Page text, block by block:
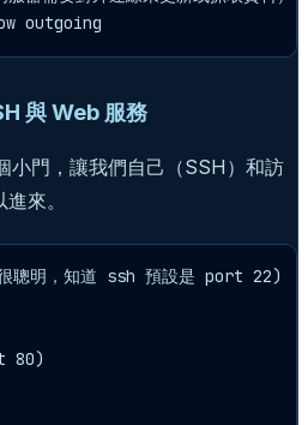
outgoing
與 Web 服務
小門，讓我們自己（SSH）和訪
來。
聰明，知道 ssh 預設是 port 22)
80)